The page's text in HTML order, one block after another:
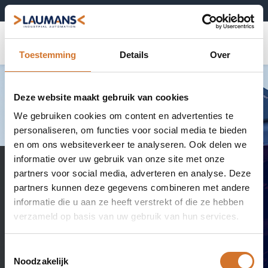
Toestemming Details Over
Deze website maakt gebruik van cookies
We gebruiken cookies om content en advertenties te
personaliseren, om functies voor social media te bieden
en om ons websiteverkeer te analyseren. Ook delen we
informatie over uw gebruik van onze site met onze
partners voor social media, adverteren en analyse. Deze
partners kunnen deze gegevens combineren met andere
informatie die u aan ze heeft verstrekt of die ze hebben
verzameld op basis van uw gebruik van hun services.
Noodzakelijk
0
Precieze afstands-
metingen
levert de juiste sensor voor elke meettaak